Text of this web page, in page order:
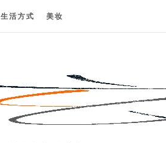
生活方式 美妆